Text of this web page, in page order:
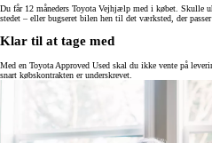
Du får 12 måneders Toyota Vejhjælp med i købet. Skulle
stedet – eller bugseret bilen hen til det værksted, der passer
Klar til at tage med
Med en Toyota Approved Used skal du ikke vente på
snart købskontrakten er underskrevet.